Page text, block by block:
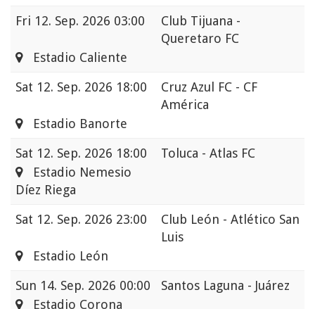
Fri 12. Sep. 2026 03:00
Club Tijuana -
Queretaro FC
Estadio Caliente
Sat 12. Sep. 2026 18:00
Cruz Azul FC - CF
América
Estadio Banorte
Sat 12. Sep. 2026 18:00
Toluca - Atlas FC
Estadio Nemesio
Díez Riega
Sat 12. Sep. 2026 23:00
Club León - Atlético San
Luis
Estadio León
Sun 14. Sep. 2026 00:00
Santos Laguna - Juárez
Estadio Corona